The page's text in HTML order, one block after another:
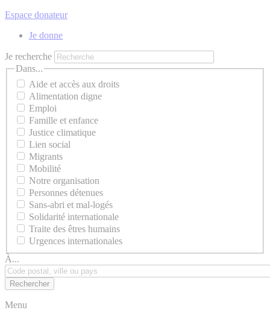
Espace donateur
Je donne
Je recherche
Dans...
Aide et accès aux droits
Alimentation digne
Emploi
Famille et enfance
Justice climatique
Lien social
Migrants
Mobilité
Notre organisation
Personnes détenues
Sans-abri et mal-logés
Solidarité internationale
Traite des êtres humains
Urgences internationales
À...
Menu